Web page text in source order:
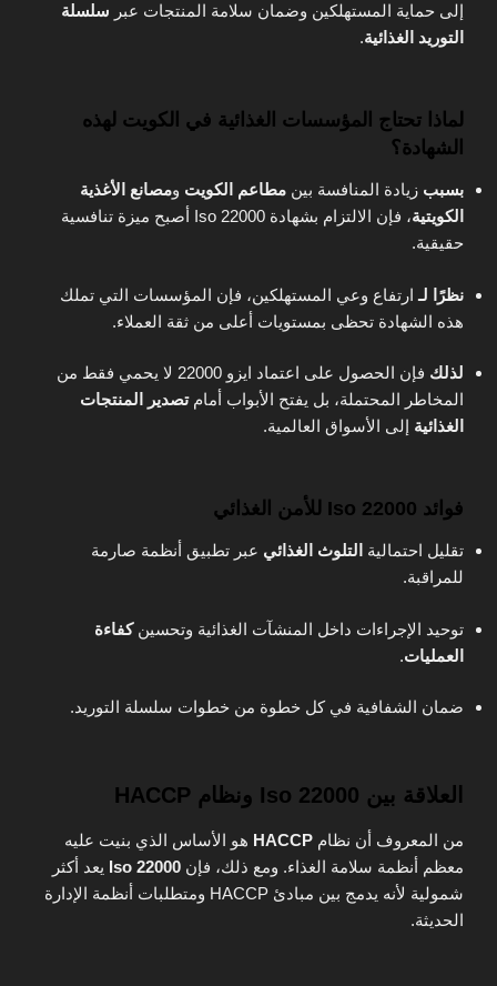
إلى حماية المستهلكين وضمان سلامة المنتجات عبر سلسلة
التوريد الغذائية.
لماذا تحتاج المؤسسات الغذائية في الكويت لهذه
الشهادة؟
بسبب زيادة المنافسة بين مطاعم الكويت ومصانع الأغذية
الكويتية
، فإن الالتزام بشهادة Iso 22000 أصبح ميزة تنافسية
حقيقية.
نظرًا لـارتفاع وعي المستهلكين، فإن المؤسسات التي تملك
هذه الشهادة تحظى بمستويات أعلى من ثقة العملاء.
لذلك
فإن الحصول على اعتماد ايزو 22000 لا يحمي فقط من
المخاطر المحتملة، بل يفتح الأبواب أمامتصدير المنتجات
الغذائية إلى الأسواق العالمية.
فوائد Iso 22000 للأمن الغذائي
تقليل احتمالية التلوث الغذائي عبر تطبيق أنظمة صارمة
للمراقبة.
توحيد الإجراءات داخل المنشآت الغذائية وتحسينكفاءة
العمليات.
ضمان الشفافية في كل خطوة من خطوات سلسلة التوريد.
العلاقة بين Iso 22000 ونظام HACCP
من المعروف أن نظام HACCP هو الأساس الذي بنيت عليه
معظم أنظمة سلامة الغذاء. ومع ذلك، فإن Iso 22000 يعد أكثر
شمولية لأنه يدمج بين مبادئ HACCP ومتطلبات أنظمة الإدارة
الحديثة.